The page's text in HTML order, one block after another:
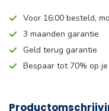
Voor 16:00 besteld,
3 maanden garantie
Geld terug garantie
Bespaar tot 70% op